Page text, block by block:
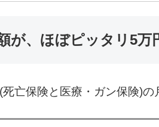
が、ほぼピッタリ5万
亡保険と医療・ガン保険)の